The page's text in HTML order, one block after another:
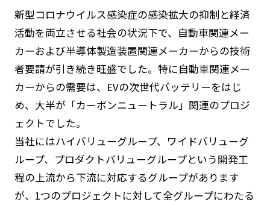
新型コロナウイルス感染症の感染拡大の抑制と経済
活動を両立させる社会の状況下で、自動車関連メー
カーおよび半導体製造装置関連メーカーからの技術
者要請が引き続き旺盛でした。特に自動車関連メー
カーからの需要は、EVの次世代バッテリーをはじ
め、大半が「カーボンニュートラル」関連のプロジ
ェクトでした。
当社にはハイバリューグループ、ワイドバリューグ
ループ、プロダクトバリューグループという開発工
程の上流から下流に対応するグループがあります
が、1つのプロジェクトに対して全グループにわたる